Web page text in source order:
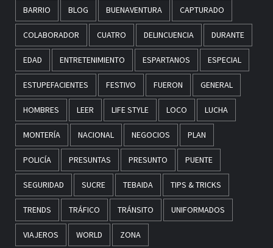
BARRIO BLOG BUENAVENTURA CAPTURADO
COLABORADOR CUATRO DELINCUENCIA DURANTE
EDAD ENTRETENIMIENTO ESPARTANOS ESPECIAL
ESTUPEFACIENTES FESTIVO FUERON GENERAL
HOMBRES LEER LIFE STYLE LOCO LUCHA
MONTERÍA NACIONAL NEGOCIOS PLAN
POLICÍA PRESUNTAS PRESUNTO PUENTE
SEGURIDAD SUCRE TEBAIDA TIPS & TRICKS
TRENDS TRÁFICO TRÁNSITO UNIFORMADOS
VIAJEROS WORLD ZONA